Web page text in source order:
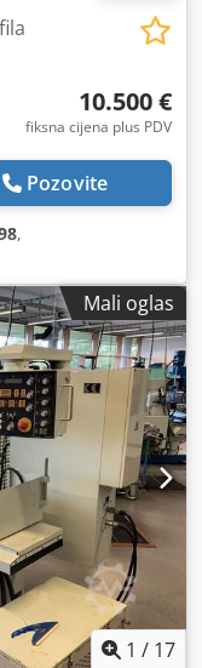
10.500 €
fiksna cijena plus PDV
Pozovite
,
Mali oglas
1 / 17